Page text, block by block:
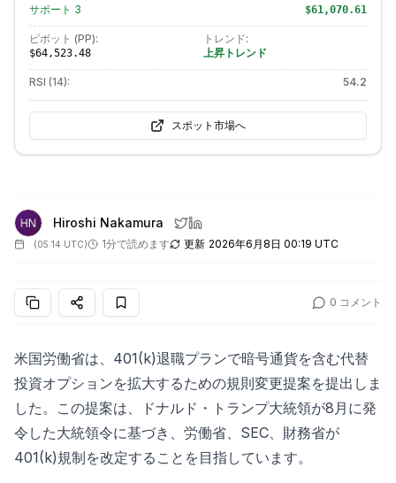
サポート 3 $61,070.61
ピボット (PP):
$64,523.48
トレンド:
上昇トレンド
RSI (14): 54.2
スポット市場へ
Hiroshi Nakamura
(05:14 UTC) 1分で読めます 更新 2026年6月8日 00:19 UTC
0 コメント
米国労働省は、401(k)退職プランで暗号通貨を含む代替
投資オプションを拡大するための規則変更提案を提出しま
した。この提案は、ドナルド・トランプ大統領が8月に発
令した大統領令に基づき、労働省、SEC、財務省が
401(k)規制を改定することを目指しています。